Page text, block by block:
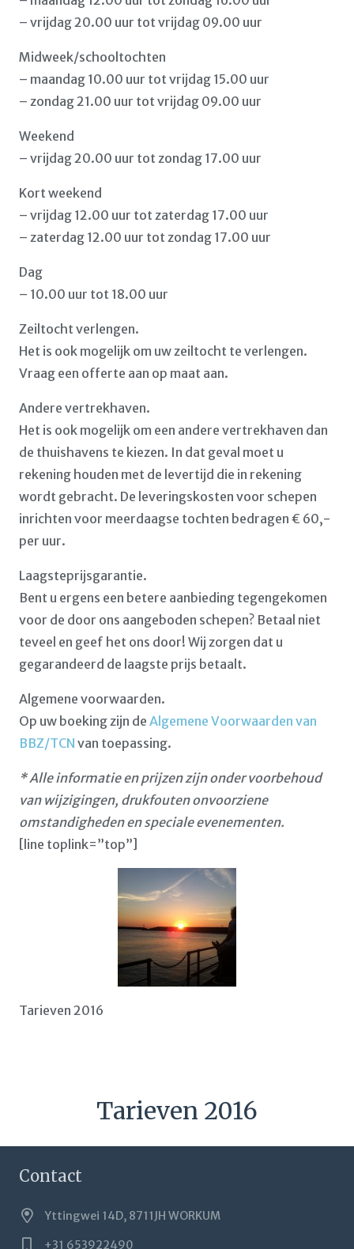
– vrijdag 20.00 uur tot vrijdag 09.00 uur
Midweek/schooltochten
– maandag 10.00 uur tot vrijdag 15.00 uur
– zondag 21.00 uur tot vrijdag 09.00 uur
Weekend
– vrijdag 20.00 uur tot zondag 17.00 uur
Kort weekend
– vrijdag 12.00 uur tot zaterdag 17.00 uur
– zaterdag 12.00 uur tot zondag 17.00 uur
Dag
– 10.00 uur tot 18.00 uur
Zeiltocht verlengen.
Het is ook mogelijk om uw zeiltocht te verlengen.
Vraag een offerte aan op maat aan.
Andere vertrekhaven.
Het is ook mogelijk om een andere vertrekhaven dan
de thuishavens te kiezen. In dat geval moet u
rekening houden met de levertijd die in rekening
wordt gebracht. De leveringskosten voor schepen
inrichten voor meerdaagse tochten bedragen € 60,-
per uur.
Laagsteprijsgarantie.
Bent u ergens een betere aanbieding tegengekomen
voor de door ons aangeboden schepen? Betaal niet
teveel en geef het ons door! Wij zorgen dat u
gegarandeerd de laagste prijs betaalt.
Algemene voorwaarden.
Op uw boeking zijn de Algemene Voorwaarden van
BBZ/TCN van toepassing.
* Alle informatie en prijzen zijn onder voorbehoud
van wijzigingen, drukfouten onvoorziene
omstandigheden en speciale evenementen.
[line toplink=”top”]
Tarieven 2016
Tarieven 2016
Contact
Yttingwei 14D, 8711JH WORKUM
+31 653922490